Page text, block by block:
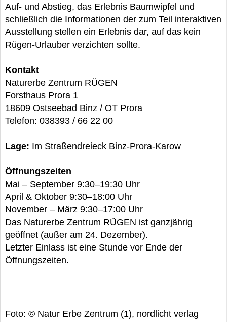
Auf- und Abstieg, das Erlebnis Baumwipfel und
schließlich die Informationen der zum Teil interaktiven
Ausstellung stellen ein Erlebnis dar, auf das kein
Rügen-Urlauber verzichten sollte.
Kontakt
Naturerbe Zentrum RÜGEN
Forsthaus Prora 1
18609 Ostseebad Binz / OT Prora
Telefon: 038393 / 66 22 00
Lage: Im Straßendreieck Binz-Prora-Karow
Öffnungszeiten
Mai – September 9:30–19:30 Uhr
April & Oktober 9:30–18:00 Uhr
November – März 9:30–17:00 Uhr
Das Naturerbe Zentrum RÜGEN ist ganzjährig
geöffnet (außer am 24. Dezember).
Letzter Einlass ist eine Stunde vor Ende der
Öffnungszeiten.
Foto: © Natur Erbe Zentrum (1), nordlicht verlag